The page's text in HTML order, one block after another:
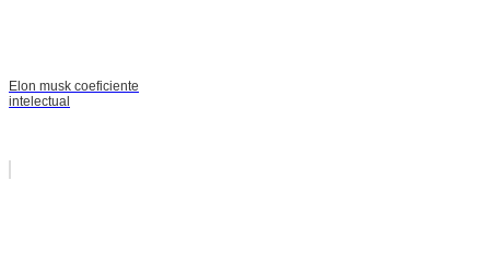
Elon musk coeficiente
intelectual